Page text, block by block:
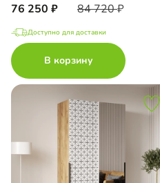
76 250 84 720
Доступно для доставки
В корзину